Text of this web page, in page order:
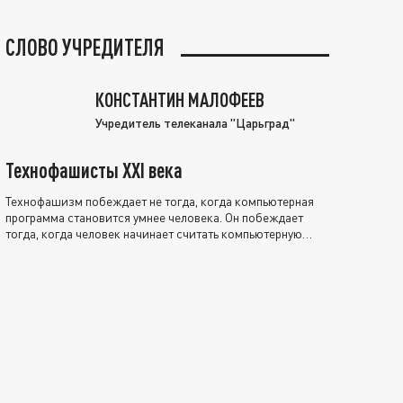
СЛОВО УЧРЕДИТЕЛЯ
КОНСТАНТИН МАЛОФЕЕВ
Учредитель телеканала "Царьград"
Технофашисты XXI века
Технофашизм побеждает не тогда, когда компьютерная
программа становится умнее человека. Он побеждает
тогда, когда человек начинает считать компьютерную